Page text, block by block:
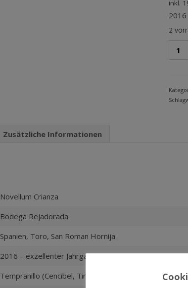
inkl.
2016
2
Zusätzliche Informationen
Novellum Crianza
Bodega Rejadorada
Spanien, Toro, San Roman Hornija
2016 – exzellenter Jahrgang in Toro
Tempranillo (Cencibel, Tinto Fino, Tinto de Toro, Ull